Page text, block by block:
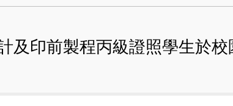
及印前製程丙級證照學生於